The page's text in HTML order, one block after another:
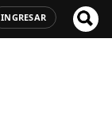
INGRESAR